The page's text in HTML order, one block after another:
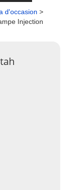
d'occasion >
Injection